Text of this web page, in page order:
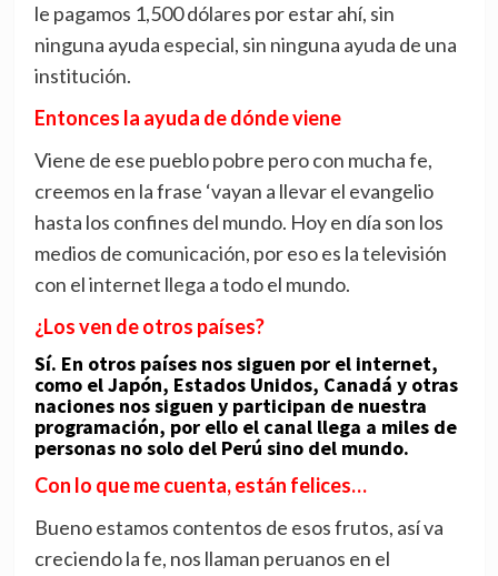
le pagamos 1,500 dólares por estar ahí, sin
ninguna ayuda especial, sin ninguna ayuda de una
institución.
Entonces la ayuda de dónde viene
Viene de ese pueblo pobre pero con mucha fe,
creemos en la frase ‘vayan a llevar el evangelio
hasta los confines del mundo. Hoy en día son los
medios de comunicación, por eso es la televisión
con el internet llega a todo el mundo.
¿Los ven de otros países?
Sí. En otros países nos siguen por el internet,
como el Japón, Estados Unidos, Canadá y otras
naciones nos siguen y participan de nuestra
programación, por ello el canal llega a miles de
personas no solo del Perú sino del mundo.
Con lo que me cuenta, están felices…
Bueno estamos contentos de esos frutos, así va
creciendo la fe, nos llaman peruanos en el